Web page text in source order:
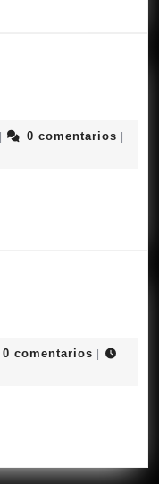
0 comentarios
0 comentarios